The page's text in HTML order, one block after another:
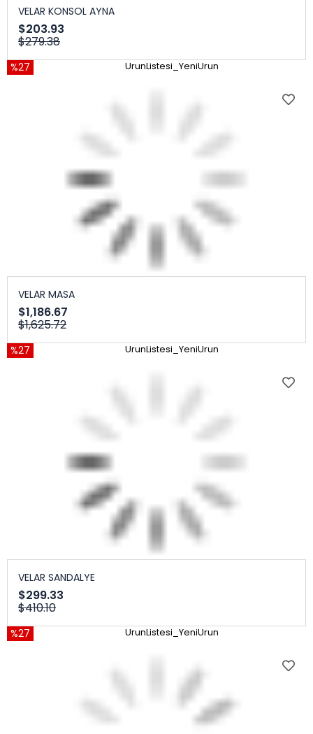
VELAR KONSOL AYNA
$203.93
$279.38
%27 UrunListesi_YeniUrun
VELAR MASA
$1,186.67
$1,625.72
%27 UrunListesi_YeniUrun
VELAR SANDALYE
$299.33
$410.10
%27 UrunListesi_YeniUrun